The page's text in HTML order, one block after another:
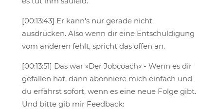
[00:13:43] Er kann's nur gerade nicht
ausdrücken. Also wenn dir eine Entschuldigung
vom anderen fehlt, spricht das offen an.
[00:13:51] Das war »Der Jobcoach« - Wenn es dir
gefallen hat, dann abonniere mich einfach und
du erfährst sofort, wenn es eine neue Folge gibt.
Und bitte gib mir Feedback: